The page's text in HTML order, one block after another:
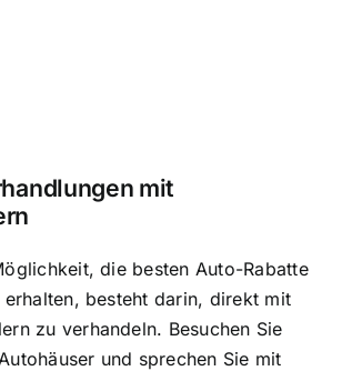
mit
die besten Auto-Rabatte
erhalten, besteht darin, direkt mit
zu verhandeln. Besuchen Sie
und sprechen Sie mit